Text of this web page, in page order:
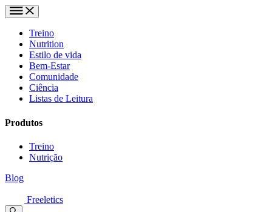
Treino
Nutrition
Estilo de vida
Bem-Estar
Comunidade
Ciência
Listas de Leitura
Produtos
Treino
Nutrição
Blog
Freeletics